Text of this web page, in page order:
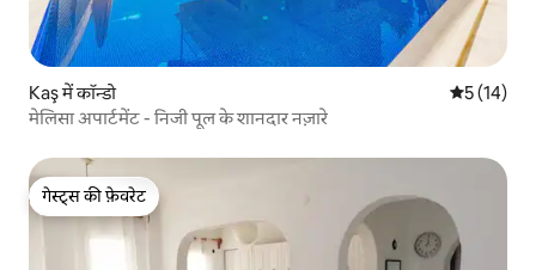
Kaş में कॉन्डो औसत रेटिंग
5 (14)
मेलिसा अपार्टमेंट - निजी पूल के शानदार नज़ारे
गेस्ट्स की फ़ेवरेट
गेस्ट्स की फ़ेवरेट